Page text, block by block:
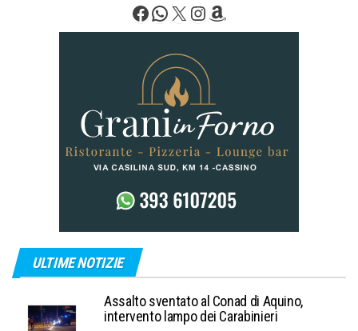
Facebook
WhatsApp
X Instagram
Amazon
ULTIME NOTIZIE
Assalto sventato al Conad di Aquino,
intervento lampo dei Carabinieri